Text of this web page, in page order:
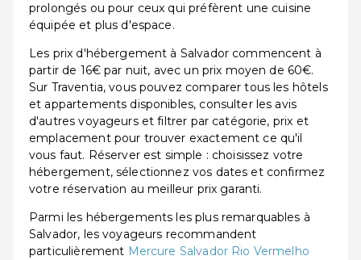
prolongés ou pour ceux qui préfèrent une cuisine
équipée et plus d'espace.
Les prix d'hébergement à Salvador commencent à
partir de 16€ par nuit, avec un prix moyen de 60€.
Sur Traventia, vous pouvez comparer tous les hôtels
et appartements disponibles, consulter les avis
d'autres voyageurs et filtrer par catégorie, prix et
emplacement pour trouver exactement ce qu'il
vous faut. Réserver est simple : choisissez votre
hébergement, sélectionnez vos dates et confirmez
votre réservation au meilleur prix garanti.
Parmi les hébergements les plus remarquables à
Salvador, les voyageurs recommandent
particulièrement Mercure Salvador Rio Vermelho